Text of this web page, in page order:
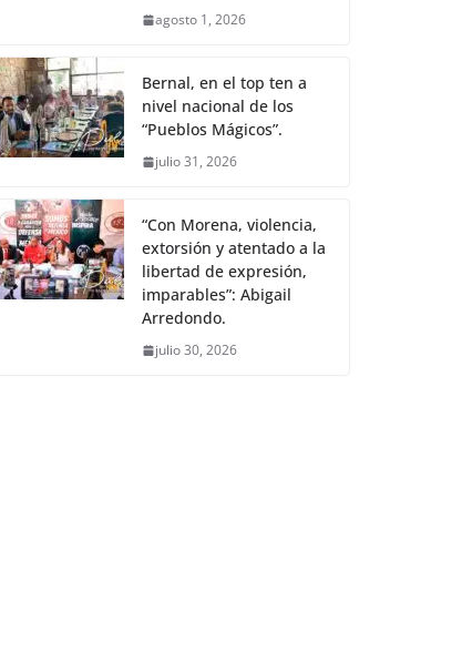
agosto 1, 2026
Bernal, en el top ten a
nivel nacional de los
“Pueblos Mágicos”.
julio 31, 2026
“Con Morena, violencia,
extorsión y atentado a la
libertad de expresión,
imparables”: Abigail
Arredondo.
julio 30, 2026